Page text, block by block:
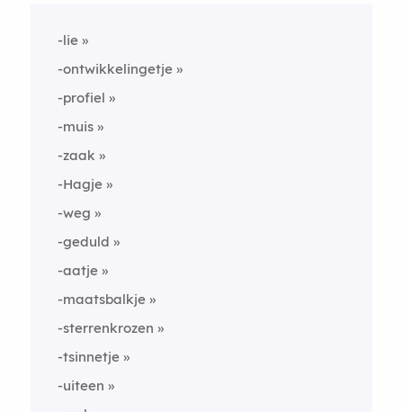
-lie
-ontwikkelingetje
-profiel
-muis
-zaak
-Hagje
-weg
-geduld
-aatje
-maatsbalkje
-sterrenkrozen
-tsinnetje
-uiteen